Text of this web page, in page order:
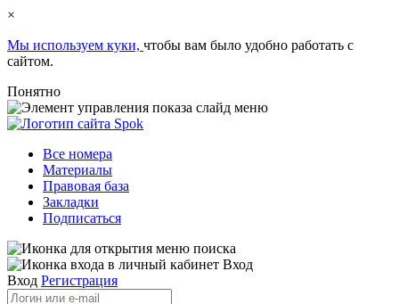
×
Мы используем куки, чтобы вам было удобно работать с
сайтом.
Понятно
Все номера
Материалы
Правовая база
Закладки
Подписаться
Вход
Вход Регистрация